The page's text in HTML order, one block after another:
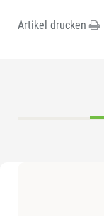
Artikel drucken